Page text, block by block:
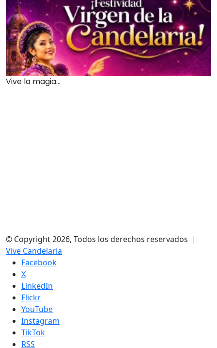
Vive la magia...
© Copyright 2026, Todos los derechos reservados |
Vive Candelaria
Facebook
X
LinkedIn
Flickr
YouTube
Instagram
TikTok
RSS